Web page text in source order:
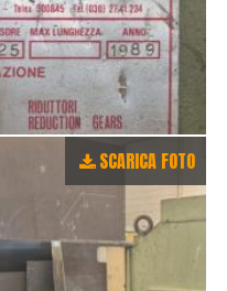
SCARICA FOTO